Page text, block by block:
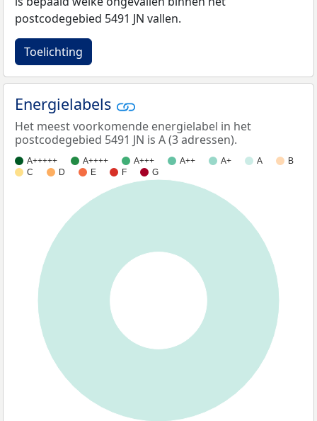
postcodegebied 5491 JN vallen.
Toelichting
Energielabels
Het meest voorkomende energielabel in het
postcodegebied 5491 JN is A (3 adressen).
A+++++ A++++ A+++ A++ A+ A
B
C
D E F G